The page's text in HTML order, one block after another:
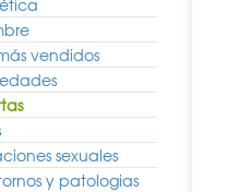
vendidos
sexuales
y patologias